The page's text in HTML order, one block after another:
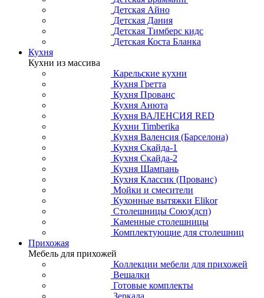
Детская Айно
Детская Дания
Детская Тимберс кидс
Детская Коста Бланка
Кухня
Кухни из массива
Карельские кухни
Кухня Гретта
Кухня Прованс
Кухня Анюта
Кухня ВАЛЕНСИЯ RED
Кухни Timberika
Кухня Валенсия (Барселона)
Кухня Скайда-1
Кухня Скайда-2
Кухня Шампань
Кухня Классик (Прованс)
Мойки и смесители
Кухонные вытяжки Elikor
Столешницы Союз(дсп)
Каменные столешницы
Комплектующие для столешниц
Прихожая
Мебель для прихожей
Коллекции мебели для прихожей
Вешалки
Готовые комплекты
Зеркала